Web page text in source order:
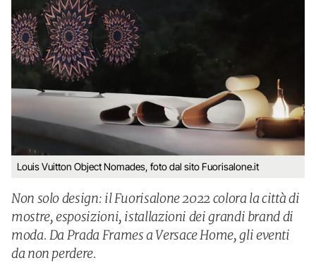
Louis Vuitton Object Nomades, foto dal sito Fuorisalone.it
Non solo design: il Fuorisalone 2022 colora la città di
mostre, esposizioni, istallazioni dei grandi brand di
moda. Da Prada Frames a Versace Home, gli eventi
da non perdere.